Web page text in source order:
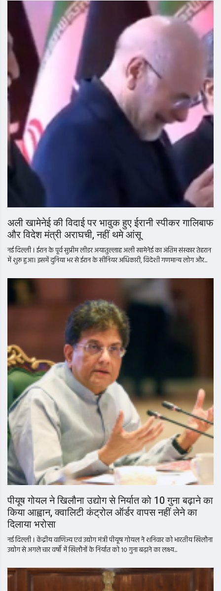
अली खामेनेई की विदाई पर भावुक हुए ईरानी स्पीकर गालिबाफ
और विदेश मंत्री अराघची, नहीं थमे आंसू
नई दिल्ली । ईरान के पूर्व सुप्रीम लीडर अयातुल्लाह अली खामेनेई का अंतिम संस्कार तेहरान
में शुरू हुआ। इसमें दुनिया भर से ईरान के सीनियर अधिकारी, विदेशी गणमान्य लोग और...
पीयूष गोयल ने खिलौना उद्योग से निर्यात को 10 गुना बढ़ाने का
किया आह्वान, क्वालिटी कंट्रोल ऑर्डर वापस नहीं लेने का
दिलाया भरोसा
नई दिल्ली । केंद्रीय वाणिज्य एवं उद्योग मंत्री पीयूष गोयल ने शनिवार को भारतीय खिलौना
उद्योग से अगले चार वर्षों में खिलौनों के निर्यात को 10 गुना बढ़ाने का लक्ष्य...